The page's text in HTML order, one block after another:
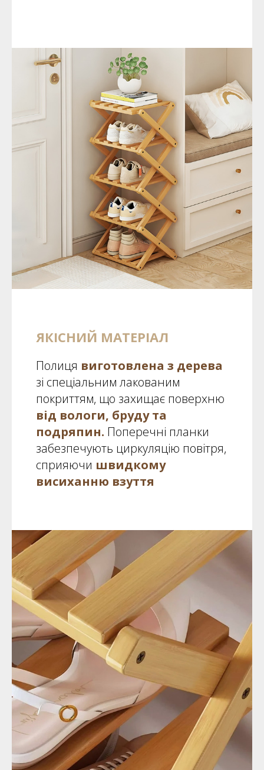
ЯКІСНИЙ МАТЕРІАЛ
Полиця виготовлена з дерева
зі спеціальним лакованим
покриттям, що захищає поверхню
від вологи, бруду та
подряпин. Поперечні планки
забезпечують циркуляцію повітря,
сприяючи швидкому
висиханню взуття